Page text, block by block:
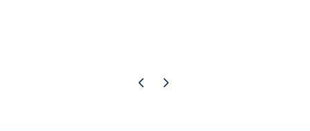
Pagina precedente
Pagina successiva